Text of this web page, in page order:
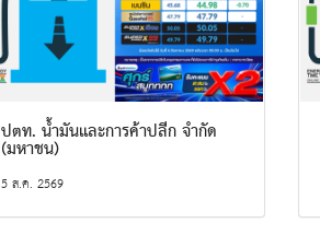
ปตท. น้ำมันและการค้าปลีก จำกัด
(มหาชน)
5 ส.ค. 2569